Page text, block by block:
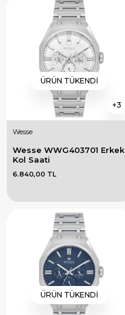
3
ÜRÜN TÜKENDI
Wesse
Wesse WWG403701 Erkek
Kol Saati
6.840,00 TL
ÜRÜN TÜKENDI